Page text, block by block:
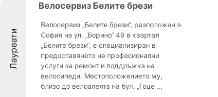
Лауреати
Велосервиз Белите брези
Велосервиз „Белите брези“, разположен в
София на ул. „Ворино“ 49 в квартал
„Белите брези“, е специализиран в
предоставянето на професионални
услуги за ремонт и поддръжка на
велосипеди. Местоположението му,
близо до велоалеята на бул. „Гоце ...